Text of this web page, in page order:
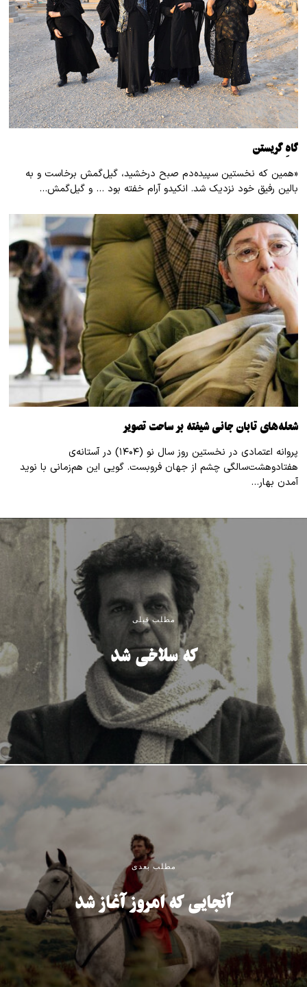
گاهِ گریستن
«همین که نخستین سپیده‌دم صبح درخشید، گیل‌گمش برخاست و به
بالین رفیق خود نزدیک شد. انکیدو آرام خفته بود … و گیل‌گمش…
شعله‌های تابان جانی شیفته بر ساحت تصویر
پروانه اعتمادی در نخستین روز سال نو (۱۴۰۴) در آستانه‌ی
هفتادوهشت‌سالگی چشم از جهان فروبست. گویی این هم‌زمانی با نوید
آمدن بهار…
مطلب قبلی
که سلاخی شد
مطلب بعدی
آنجایی که امروز آغاز شد